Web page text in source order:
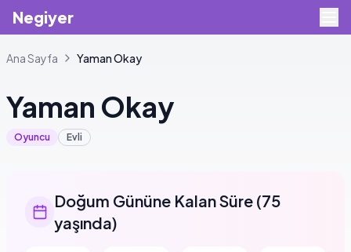
Negiyer
Ana Sayfa YamanOkay
Yaman Okay
Oyuncu Evli
Doğum Gününe Kalan Süre (75
yaşında)